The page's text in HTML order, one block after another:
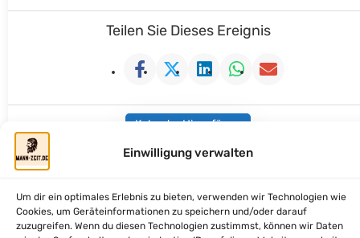
Einwilligung verwalten
Um dir ein optimales Erlebnis zu bieten, verwenden wir Technologien wie
Cookies, um Geräteinformationen zu speichern und/oder darauf
zuzugreifen. Wenn du diesen Technologien zustimmst, können wir Daten
Teilen Sie Dieses Ereignis
Kalender Hinzufügen
mann-zeit.de - Zeit fuer Dich, Mann